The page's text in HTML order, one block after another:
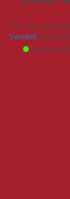
19% USt. sind
Versand kommt
sofort